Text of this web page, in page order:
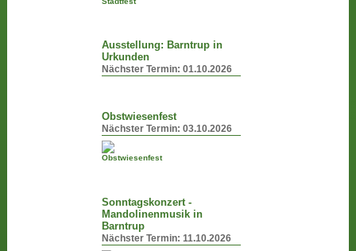
Ausstellung: Barntrup in
Urkunden
Nächster Termin:01.10.2026
Obstwiesenfest
Nächster Termin:03.10.2026
Sonntagskonzert -
Mandolinenmusik in
Barntrup
Nächster Termin:11.10.2026